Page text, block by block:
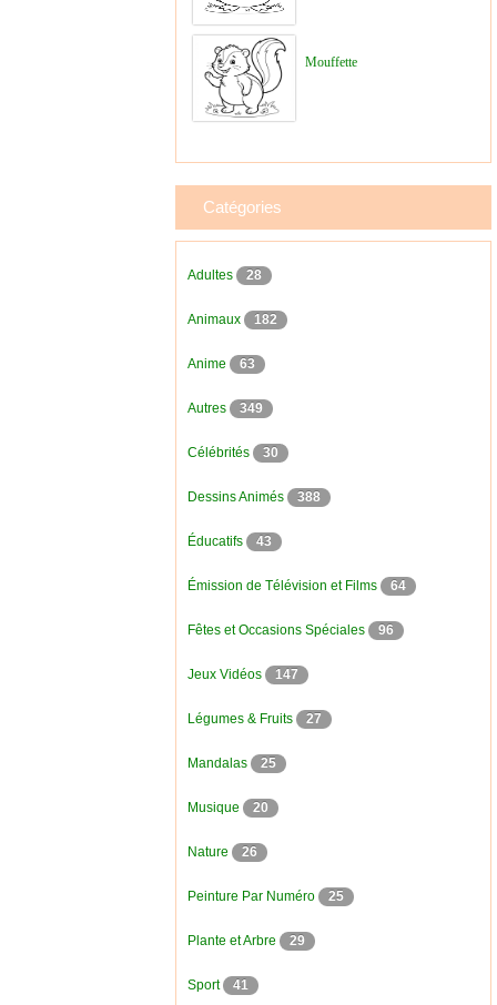
Mouffette
Catégories
Adultes 28
Animaux 182
Anime 63
Autres 349
Célébrités 30
Dessins Animés 388
Éducatifs 43
Émission de Télévision et Films 64
Fêtes et Occasions Spéciales 96
Jeux Vidéos 147
Légumes & Fruits 27
Mandalas 25
Musique 20
Nature 26
Peinture Par Numéro 25
Plante et Arbre 29
Sport 41